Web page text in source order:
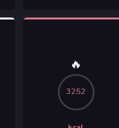
🔥
3252